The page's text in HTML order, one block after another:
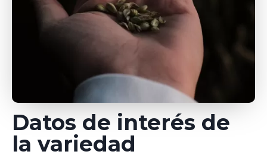
Datos de interés de
la variedad